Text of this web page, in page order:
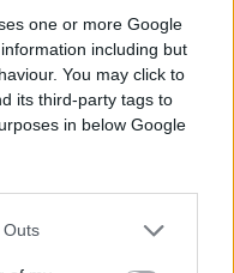
one or more Google
including but
You may click to
its third-party tags to
in below Google
Outs
hrvatski premijer
da će biti i
vrhu i jasan stav
je potpuno nova
i zato je važna